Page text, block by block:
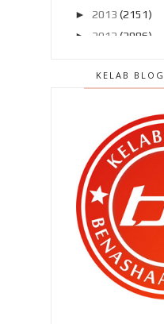
► 2013 (2151)
► 2012 (2986)
►Disember
Oktober
►September
►
Ogos 2011
►
Julai 2011
Jun 2011
Blogger
Lepas
Baru
KELAB